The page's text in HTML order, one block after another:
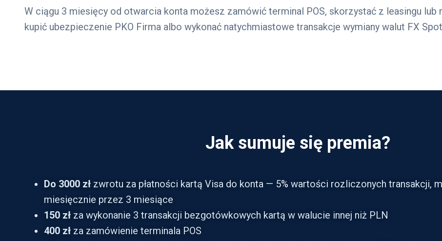
W ciągu 3 miesięcy od otwarcia konta możesz zamówić terminal POS, skorzystać z leasingu lub
kupić ubezpieczenie PKO Firma albo wykonać natychmiastowe transakcje wymiany walut FX
Jak sumuje się premia?
Do 3000 zł zwrotu za płatności kartą Visa do konta — 5% wartości rozliczonych transakcji,
miesięcznie przez 3 miesiące
150 zł za wykonanie 3 transakcji bezgotówkowych kartą w walucie innej niż PLN
400 zł za zamówienie terminala POS